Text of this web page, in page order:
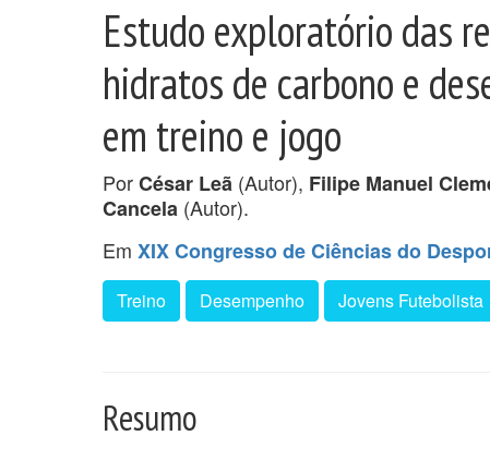
Estudo exploratório das
hidratos de carbono e
em treino e jogo
PorCésar Leã (Autor), Filipe Manuel
Cancela (Autor).
Em XIX Congresso de Ciências do
Treino Desempenho Jovens Futebolista
Resumo